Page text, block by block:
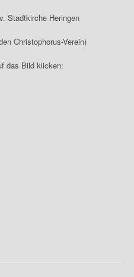
Stadtkirche Heringen
Christophorus-Verein)
das Bild klicken: